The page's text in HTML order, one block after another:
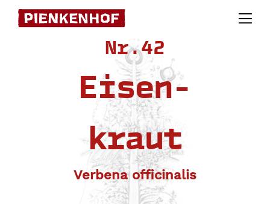
Skip
Nr.42
Eisen-
kraut
Verbena officinalis